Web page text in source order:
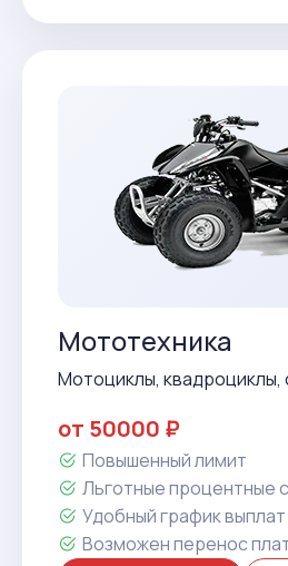
Мототехника
Мотоциклы, квадроциклы,
от 50000 ₽
Повышенный лимит
Льготные процентные
Удобный график выплат
Возможен перенос